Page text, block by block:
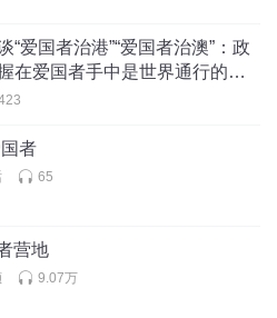
“爱国者治港”“爱国者治澳”：政
在爱国者手中是世界通行的政
者
65
营地
9.07万